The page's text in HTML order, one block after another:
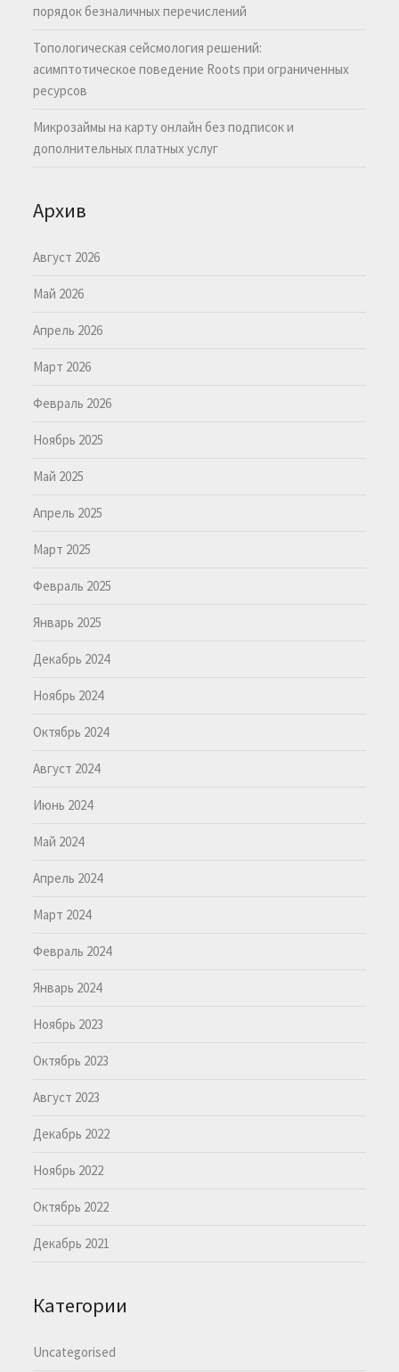
порядок безналичных перечислений
Топологическая сейсмология решений:
асимптотическое поведение Roots при ограниченных
ресурсов
Микрозаймы на карту онлайн без подписок и
дополнительных платных услуг
Архив
Август 2026
Май 2026
Апрель 2026
Март 2026
Февраль 2026
Ноябрь 2025
Май 2025
Апрель 2025
Март 2025
Февраль 2025
Январь 2025
Декабрь 2024
Ноябрь 2024
Октябрь 2024
Август 2024
Июнь 2024
Май 2024
Апрель 2024
Март 2024
Февраль 2024
Январь 2024
Ноябрь 2023
Октябрь 2023
Август 2023
Декабрь 2022
Ноябрь 2022
Октябрь 2022
Декабрь 2021
Категории
Uncategorised